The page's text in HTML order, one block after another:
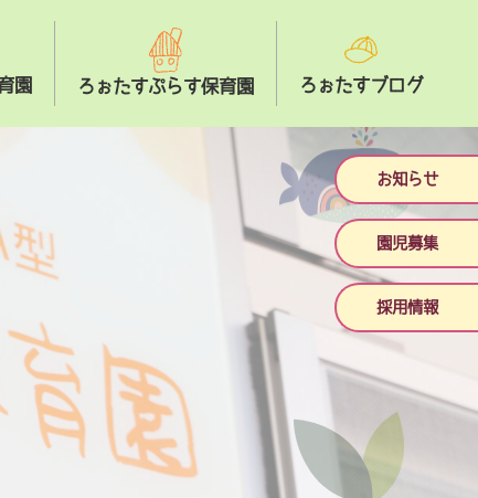
お知らせ
園児募集
採用情報
園 ろぉたすぷらす保育園 ろぉたすブログ